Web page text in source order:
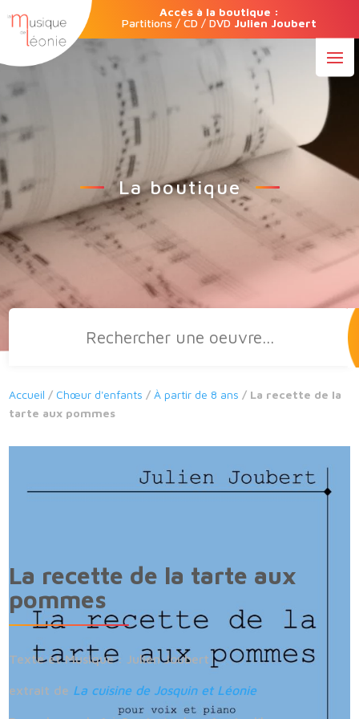
Accès à la boutique :
Partitions / CD / DVD Julien Joubert
La boutique
Recherche
Accueil / Chœur d'enfants /À partir de 8 ans / La recette de la
tarte aux pommes
La recette de la tarte aux
pommes
Texte et Musique : Julien Joubert
extrait de La cuisine de Josquin et Léonie